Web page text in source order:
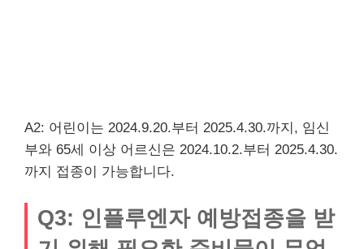
A2: 어린이는 2024.9.20.부터 2025.4.30.까지, 임신
부와 65세 이상 어르신은 2024.10.2.부터 2025.4.30.
까지 접종이 가능합니다.
Q3: 인플루엔자 예방접종을 받